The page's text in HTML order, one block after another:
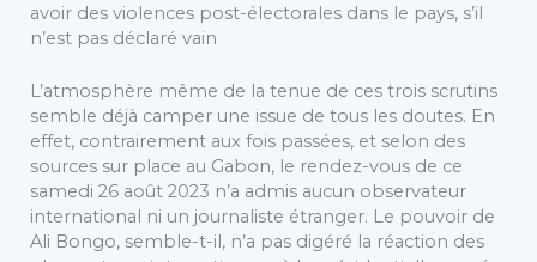
avoir des violences post-électorales dans le pays, s’il
n’est pas déclaré vain
L’atmosphère même de la tenue de ces trois scrutins
semble déjà camper une issue de tous les doutes. En
effet, contrairement aux fois passées, et selon des
sources sur place au Gabon, le rendez-vous de ce
samedi 26 août 2023 n’a admis aucun observateur
international ni un journaliste étranger. Le pouvoir de
Ali Bongo, semble-t-il, n’a pas digéré la réaction des